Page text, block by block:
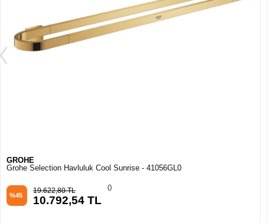
GROHE
Grohe Selection Havluluk Cool Sunrise - 41056GL0
%45
19.622,80 TL
10.792,54 TL
0